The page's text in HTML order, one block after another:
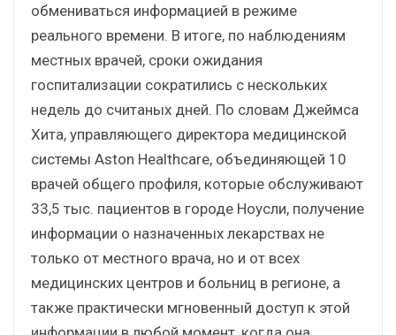
обмениваться информацией в режиме
реального времени. В итоге, по наблюдениям
местных врачей, сроки ожидания
госпитализации сократились с нескольких
недель до считаных дней. По словам Джеймса
Хита, управляющего директора медицинской
системы Aston Healthcare, объединяющей 10
врачей общего профиля, которые обслуживают
33,5 тыс. пациентов в городе Ноусли, получение
информации о назначенных лекарствах не
только от местного врача, но и от всех
медицинских центров и больниц в регионе, а
также практически мгновенный доступ к этой